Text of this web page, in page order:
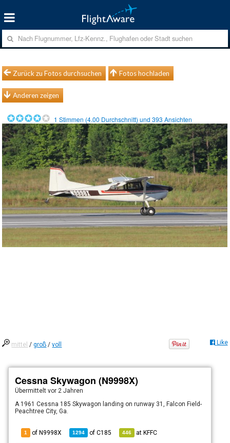
Zurück zu Fotos durchsuchen Fotos hochladen
Anderen zeigen
1 Stimmen (4.00 Durchschnitt) und393 Ansichten
mittel /groß /voll Like
Cessna Skywagon (N9998X)
Übermitteltvor 2 Jahren
A 1961 Cessna 185 Skywagon landing on runway 31, Falcon Field-
Peachtree City, Ga.
1 of N9998X 1294 ofC185 446 atKFFC